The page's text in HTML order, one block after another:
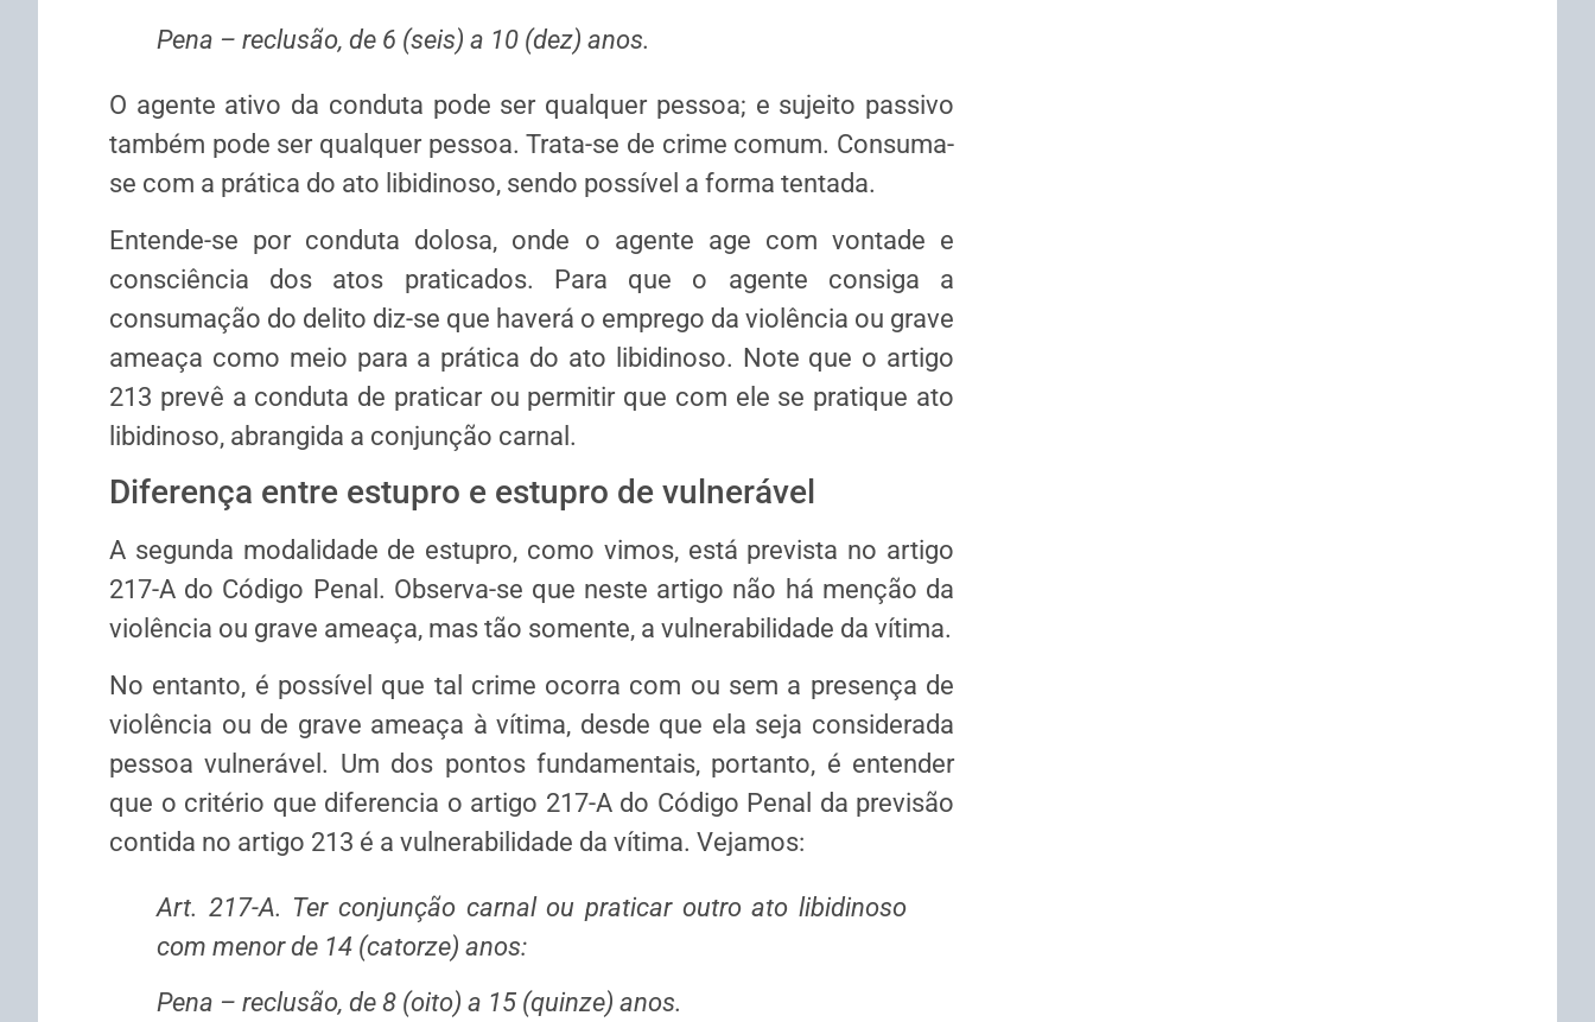
Pena – reclusão, de 6 (seis) a 10 (dez) anos.
O agente ativo da conduta pode ser qualquer pessoa; e sujeito passivo
também pode ser qualquer pessoa. Trata-se de crime comum. Consuma-
se com a prática do ato libidinoso, sendo possível a forma tentada.
Entende-se por conduta dolosa, onde o agente age com vontade e
consciência dos atos praticados. Para que o agente consiga a
consumação do delito diz-se que haverá o emprego da violência ou grave
ameaça como meio para a prática do ato libidinoso. Note que o artigo
213 prevê a conduta de praticar ou permitir que com ele se pratique ato
libidinoso, abrangida a conjunção carnal.
Diferença entre estupro e estupro de vulnerável
A segunda modalidade de estupro, como vimos, está prevista no artigo
217-A do Código Penal. Observa-se que neste artigo não há menção da
violência ou grave ameaça, mas tão somente, a vulnerabilidade da vítima.
No entanto, é possível que tal crime ocorra com ou sem a presença de
violência ou de grave ameaça à vítima, desde que ela seja considerada
pessoa vulnerável. Um dos pontos fundamentais, portanto, é entender
que o critério que diferencia o artigo 217-A do Código Penal da previsão
contida no artigo 213 é a vulnerabilidade da vítima. Vejamos:
Art. 217-A. Ter conjunção carnal ou praticar outro ato libidinoso
com menor de 14 (catorze) anos:
Pena – reclusão, de 8 (oito) a 15 (quinze) anos.